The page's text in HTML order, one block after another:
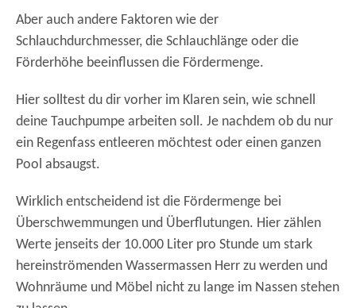
Aber auch andere Faktoren wie der
Schlauchdurchmesser, die Schlauchlänge oder die
Förderhöhe beeinflussen die Fördermenge.
Hier solltest du dir vorher im Klaren sein, wie schnell
deine Tauchpumpe arbeiten soll. Je nachdem ob du nur
ein Regenfass entleeren möchtest oder einen ganzen
Pool absaugst.
Wirklich entscheidend ist die Fördermenge bei
Überschwemmungen und Überflutungen. Hier zählen
Werte jenseits der 10.000 Liter pro Stunde um stark
hereinströmenden Wassermassen Herr zu werden und
Wohnräume und Möbel nicht zu lange im Nassen stehen